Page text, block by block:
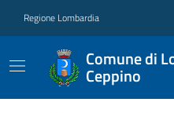
Regione Lombardia
Comune di
Ceppino